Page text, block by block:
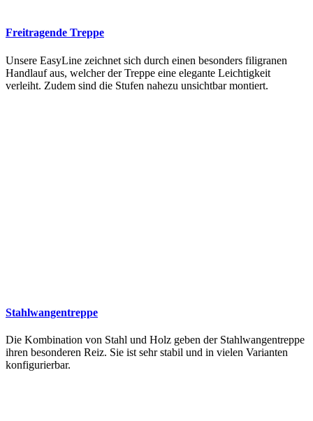
Freitragende Treppe
Unsere EasyLine zeichnet sich durch einen besonders filigranen
Handlauf aus, welcher der Treppe eine elegante Leichtigkeit
verleiht. Zudem sind die Stufen nahezu unsichtbar montiert.
Stahlwangentreppe
Die Kombination von Stahl und Holz geben der Stahlwangentreppe
ihren besonderen Reiz. Sie ist sehr stabil und in vielen Varianten
konfigurierbar.